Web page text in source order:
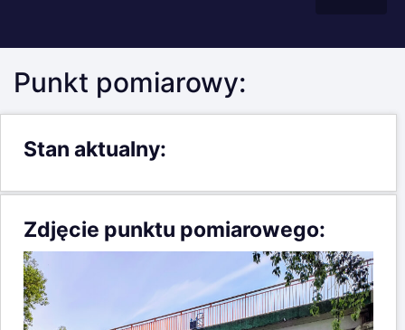
Punkt pomiarowy:
Stan aktualny:
Zdjęcie punktu pomiarowego: